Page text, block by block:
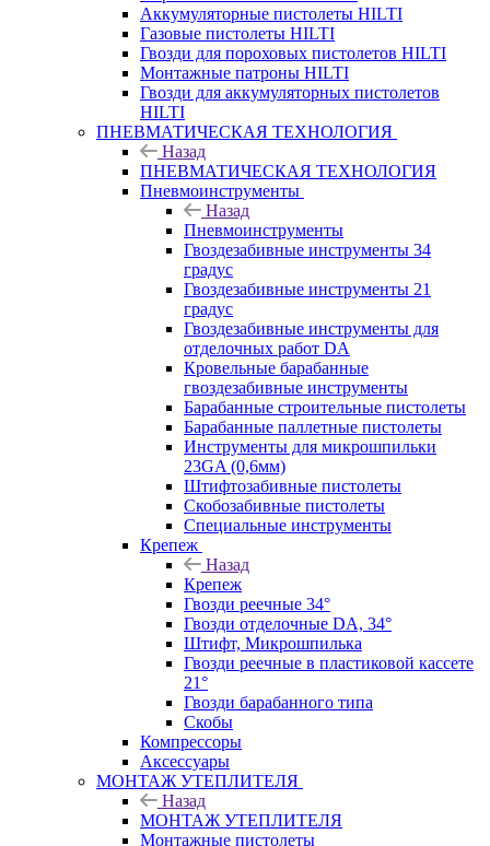
Аккумуляторные пистолеты HILTI
Газовые пистолеты HILTI
Гвозди для пороховых пистолетов HILTI
Монтажные патроны HILTI
Гвозди для аккумуляторных пистолетов
HILTI
ПНЕВМАТИЧЕСКАЯ ТЕХНОЛОГИЯ
Назад
ПНЕВМАТИЧЕСКАЯ ТЕХНОЛОГИЯ
Пневмоинструменты
Назад
Пневмоинструменты
Гвоздезабивные инструменты 34
градус
Гвоздезабивные инструменты 21
градус
Гвоздезабивные инструменты для
отделочных работ DA
Кровельные барабанные
гвоздезабивные инструменты
Барабанные строительные пистолеты
Барабанные паллетные пистолеты
Инструменты для микрошпильки
23GA (0,6мм)
Штифтозабивные пистолеты
Скобозабивные пистолеты
Специальные инструменты
Крепеж
Назад
Крепеж
Гвозди реечные 34°
Гвозди отделочные DA, 34°
Штифт, Микрошпилька
Гвозди реечные в пластиковой кассете
21°
Гвозди барабанного типа
Скобы
Компрессоры
Аксессуары
МОНТАЖ УТЕПЛИТЕЛЯ
Назад
МОНТАЖ УТЕПЛИТЕЛЯ
Монтажные пистолеты